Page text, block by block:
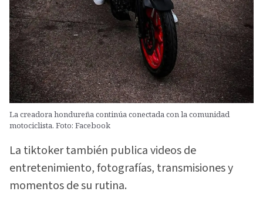
La creadora hondureña continúa conectada con la comunidad
motociclista. Foto: Facebook
La tiktoker también publica videos de
entretenimiento, fotografías, transmisiones y
momentos de su rutina.